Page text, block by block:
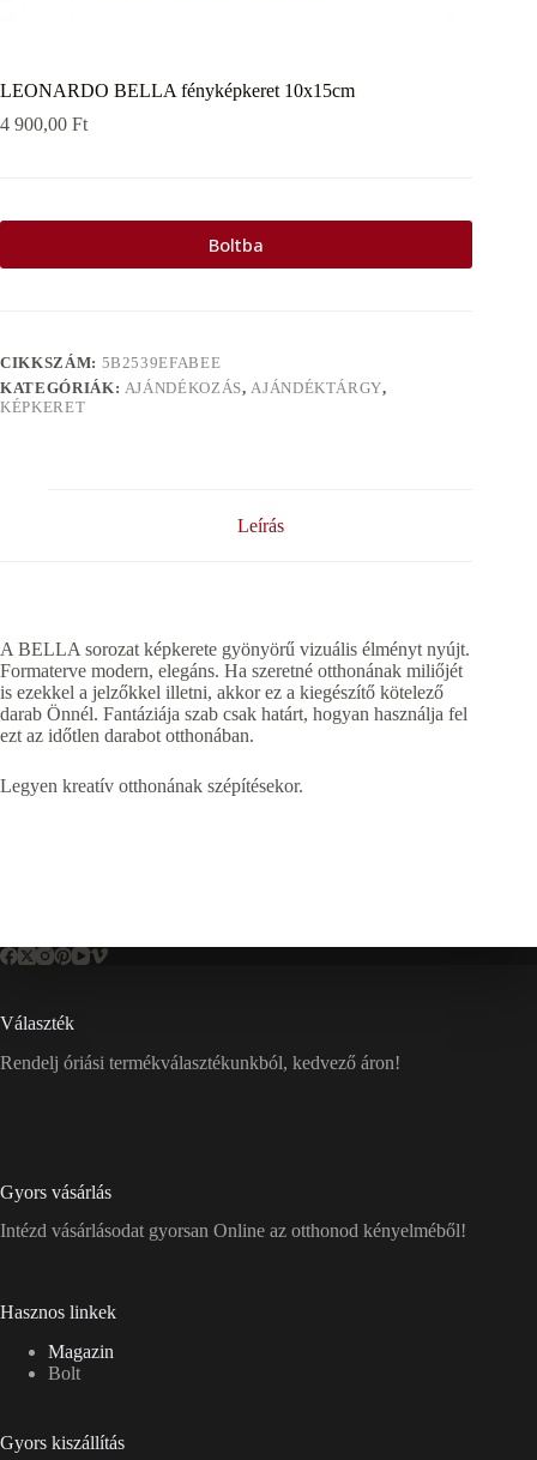
LEONARDO BELLA fényképkeret 10x15cm
4 900,00 Ft
Boltba
CIKKSZÁM: 5B2539EFABEE
KATEGÓRIÁK: AJÁNDÉKOZÁS, AJÁNDÉKTÁRGY,
KÉPKERET
Leírás
A BELLA sorozat képkerete gyönyörű vizuális élményt nyújt.
Formaterve modern, elegáns. Ha szeretné otthonának miliőjét
is ezekkel a jelzőkkel illetni, akkor ez a kiegészítő kötelező
darab Önnél. Fantáziája szab csak határt, hogyan használja fel
ezt az időtlen darabot otthonában.
Legyen kreatív otthonának szépítésekor.
Választék
Rendelj óriási termékválasztékunkból, kedvező áron!
Gyors vásárlás
Intézd vásárlásodat gyorsan Online az otthonod kényelméből!
Hasznos linkek
Magazin
Bolt
Gyors kiszállítás